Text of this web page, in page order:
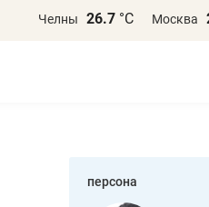
Челны 26.7 °С Москва
персона